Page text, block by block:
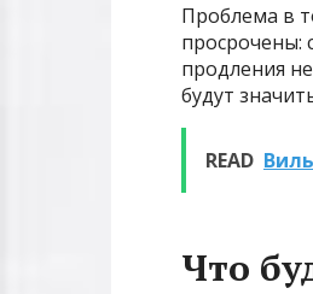
Проблема в
просрочены:
продления
будут
READ
Что